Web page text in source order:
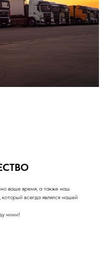
ваше время, а также наш
всегда являлся нашей
ними!